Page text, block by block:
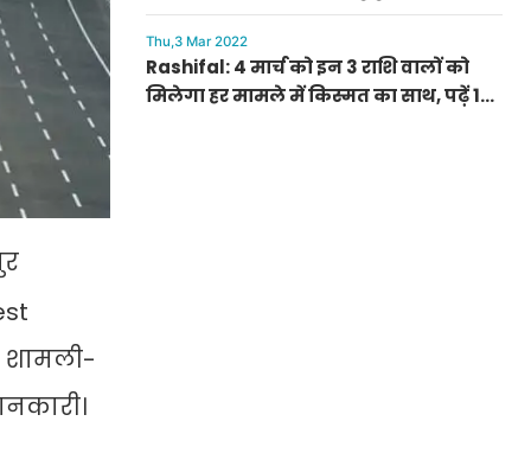
शामली-
मिलेगी बुढ़ापा पेंशन, सीएम मनोहर लाल का
ऐलान
Thu,3 Mar 2022
Rashifal: 4 मार्च को इन 3 राशि वालों को
मिलेगा हर मामले में किस्मत का साथ, पढ़ें 12